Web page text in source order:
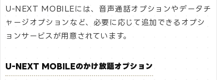
U-NEXT MOBILEには、音声通話オプションやデータチ
ャージオプションなど、必要に応じて追加できるオプシ
ョンサービスが用意されています。
U-NEXT MOBILEのかけ放題オプション